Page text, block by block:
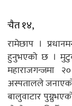
चैत १४,
रामेछाप ।
हुनुभएको छ ।
महाराजगन्जमा
अस्पतालले
बालुवाटार